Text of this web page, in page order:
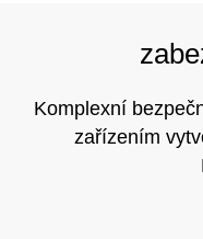
Komplexní
zařízením